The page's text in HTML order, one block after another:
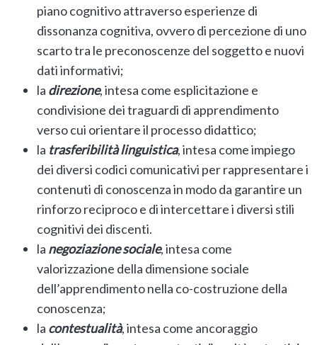
piano cognitivo attraverso esperienze di
dissonanza cognitiva, ovvero di percezione di uno
scarto tra le preconoscenze del soggetto e nuovi
dati informativi;
la direzione, intesa come esplicitazione e
condivisione dei traguardi di apprendimento
verso cui orientare il processo didattico;
la trasferibilità linguistica, intesa come impiego
dei diversi codici comunicativi per rappresentare i
contenuti di conoscenza in modo da garantire un
rinforzo reciproco e di intercettare i diversi stili
cognitivi dei discenti.
la negoziazione sociale, intesa come
valorizzazione della dimensione sociale
dell’apprendimento nella co-costruzione della
conoscenza;
la contestualità, intesa come ancoraggio